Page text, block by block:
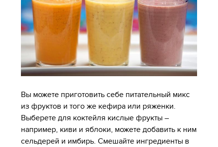
Вы можете приготовить себе питательный микс
из фруктов и того же кефира или ряженки.
Выберете для коктейля кислые фрукты –
например, киви и яблоки, можете добавить к ним
сельдерей и имбирь. Смешайте ингредиенты в